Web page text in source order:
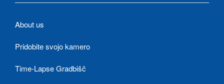
About us
Pridobite svojo kamero
Time-Lapse Gradbišč